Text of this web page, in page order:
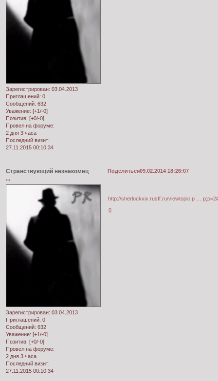
Зарегистрирован: 03.04.2013
Приглашений: 0
Сообщений: 632
Уважение: [+1/-0]
Позитив: [+0/-0]
Провел на форуме:
2 дня 3 часа
Последний визит:
27.11.2015 00:10:34
Поделиться09.02.2014 18:26:07
Странствующий незнакомец
...
Зарегистрирован: 03.04.2013
Приглашений: 0
Сообщений: 632
Уважение: [+1/-0]
Позитив: [+0/-0]
Провел на форуме:
2 дня 3 часа
Последний визит:
27.11.2015 00:10:34
http://sherlockxix.rusff.ru/viewtopic.p …
0